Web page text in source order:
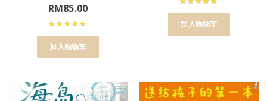
RM85.00
加入购物车
加入购物车